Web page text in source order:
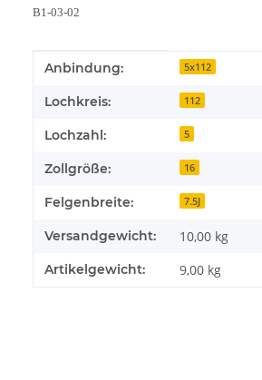
B1-03-02
Produkteigenschaft
Wert
Anbindung: 5x112
Lochkreis: 112
Lochzahl: 5
Zollgröße: 16
Felgenbreite: 7.5J
Versandgewicht: 10,00 kg
Artikelgewicht: 9,00 kg